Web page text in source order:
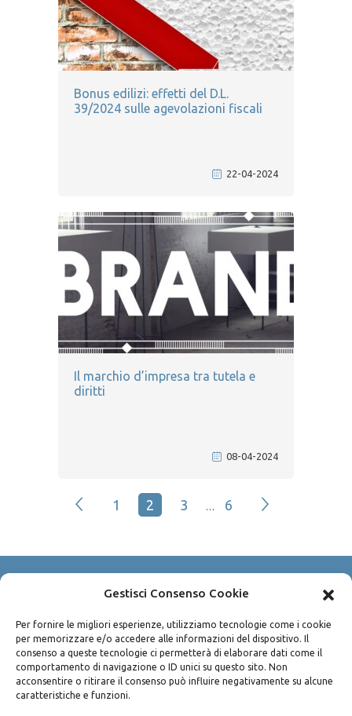
Gestisci Consenso Cookie
Per fornire le migliori esperienze, utilizziamo tecnologie come i cookie
per memorizzare e/o accedere alle informazioni del dispositivo. Il
consenso a queste tecnologie ci permetterà di elaborare dati come il
comportamento di navigazione o ID unici su questo sito. Non
acconsentire o ritirare il consenso può influire negativamente su alcune
caratteristiche e funzioni.
Bonus edilizi: effetti del D.L.
39/2024 sulle agevolazioni fiscali
22-04-2024
Il marchio d’impresa tra tutela e
diritti
08-04-2024
1 2 3 … 6
P.IVA 04490100825
Via Sammartino n. 45 - 90141 Palermo
Privacy policy/Cookie policy
Tel: